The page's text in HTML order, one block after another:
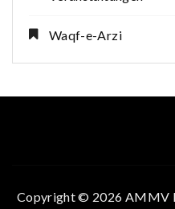
Waqf-e-Arzi
Copyright © 2026 AMMV